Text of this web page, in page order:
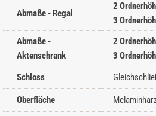
Abmaße - Regal
2
3
Abmaße -
Aktenschrank
2
3
Schloss
Oberfläche